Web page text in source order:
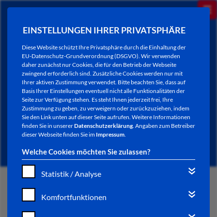
EINSTELLUNGEN IHRER PRIVATSPHÄRE
Diese Website schützt Ihre Privatsphäre durch die Einhaltung der
EU-Datenschutz-Grundverordnung (DSGVO). Wir verwenden
daher zunächst nur Cookies, die für den Betrieb der Webseite
zwingend erforderlich sind. Zusätzliche Cookies werden nur mit
Ihrer aktiven Zustimmung verwendet. Bitte beachten Sie, dass auf
Basis Ihrer Einstellungen eventuell nicht alle Funktionalitäten der
Seite zur Verfügung stehen. Es steht Ihnen jederzeit frei, Ihre
Zustimmung zu geben, zu verweigern oder zurückzuziehen, indem
Sie den Link unten auf dieser Seite aufrufen. Weitere Informationen
finden Sie in unsererDatenschutzerklärung. Angaben zum Betreiber
dieser Webseite finden Sie im Impressum.
Welche Cookies möchten Sie zulassen?
Statistik / Analyse
Komfortfunktionen
NEWSLETTER / CITY LETTER
START